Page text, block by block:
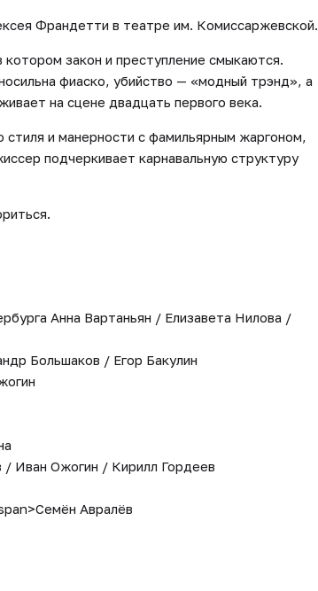
Франдетти в театре им. Комиссаржевской.
закон и преступление смыкаются.
фиаско, убийство — «модный трэнд», а
на сцене двадцать первого века.
и манерности с фамильярным жаргоном,
подчеркивает карнавальную структуру
Анна Вартаньян / Елизавета Нилова /
Большаков / Егор Бакулин
/ Иван Ожогин / Кирилл Гордеев
Авралёв